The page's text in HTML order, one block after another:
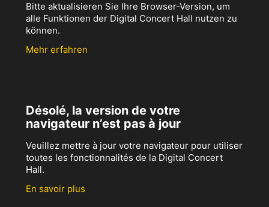
Bitte aktualisieren Sie Ihre Browser-Version, um
alle Funktionen der Digital Concert Hall nutzen zu
können.
Mehr erfahren
Désolé, la version de votre
navigateur n’est pas à jour
Veuillez mettre à jour votre navigateur pour utiliser
toutes les fonctionnalités de la Digital Concert
Hall.
En savoir plus